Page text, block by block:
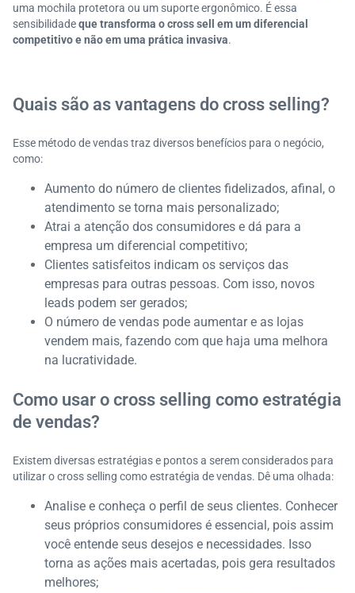
uma mochila protetora ou um suporte ergonômico. É essa
sensibilidadeque transforma o cross sell em um diferencial
competitivo e não em uma prática invasiva.
Quais são as vantagens do cross selling?
Esse método de vendas traz diversos benefícios para o negócio,
como:
Aumento do número de clientes fidelizados, afinal, o
atendimento se torna mais personalizado;
Atrai a atenção dos consumidores e dá para a
empresa um diferencial competitivo;
Clientes satisfeitos indicam os serviços das
empresas para outras pessoas. Com isso, novos
leads podem ser gerados;
O número de vendas pode aumentar e as lojas
vendem mais, fazendo com que haja uma melhora
na lucratividade.
Como usar o cross selling como estratégia
de vendas?
Existem diversas estratégias e pontos a serem considerados para
utilizar o cross selling como estratégia de vendas. Dê uma olhada:
Analise e conheça o perfil de seus clientes. Conhecer
seus próprios consumidores é essencial, pois assim
você entende seus desejos e necessidades. Isso
torna as ações mais acertadas, pois gera resultados
melhores;